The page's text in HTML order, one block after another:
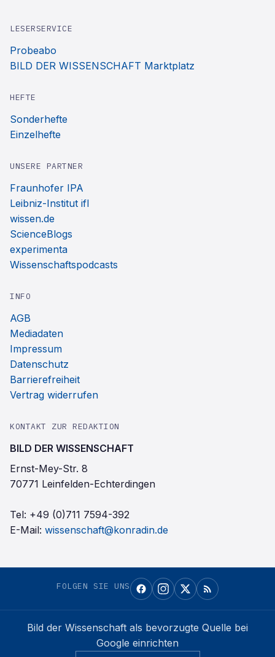
LESERSERVICE
Probeabo
BILD DER WISSENSCHAFT Marktplatz
HEFTE
Sonderhefte
Einzelhefte
UNSERE PARTNER
Fraunhofer IPA
Leibniz-Institut ifl
wissen.de
ScienceBlogs
experimenta
Wissenschaftspodcasts
INFO
AGB
Mediadaten
Impressum
Datenschutz
Barrierefreiheit
Vertrag widerrufen
KONTAKT ZUR REDAKTION
BILD DER WISSENSCHAFT
Ernst-Mey-Str. 8
70771 Leinfelden-Echterdingen
Tel: +49 (0)711 7594-392
E-Mail: wissenschaft@konradin.de
FOLGEN SIE UNS
Bild der Wissenschaft als bevorzugte Quelle bei
Google einrichten